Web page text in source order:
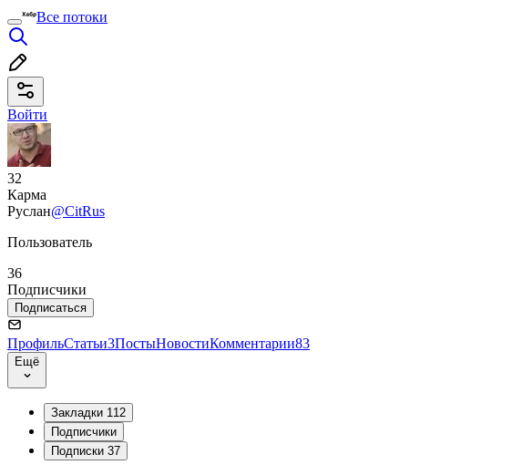
Все потоки
Войти
32
Карма
Руслан@CitRus
Пользователь
36
Подписчики
Подписаться
ПрофильСтатьи3ПостыНовостиКомментарии83
Ещё
Закладки 112
Подписчики
Подписки 37